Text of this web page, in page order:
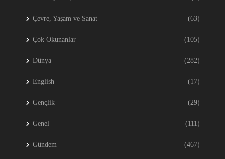
Çevre, Yaşam ve Sanat (63)
Çok Okunanlar (105)
Dünya (282)
English (17)
Gençlik (29)
Genel (111)
Gündem (467)